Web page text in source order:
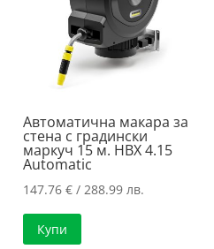
Автоматична макара за
стена с градински
маркуч 15 м. HBX 4.15
Automatic
147.76€ / 288.99 лв.
Купи